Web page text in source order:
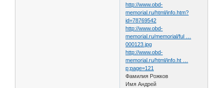
http://www.obd-
memorial.ru/html/info.htm?
id=78769542
http://www.obd-
memorial.ru/memorial/ful …
000123.jpg
http://www.obd-
memorial.ru/html/info.ht …
p;page=121
Фамилия Рожков
Имя Андрей